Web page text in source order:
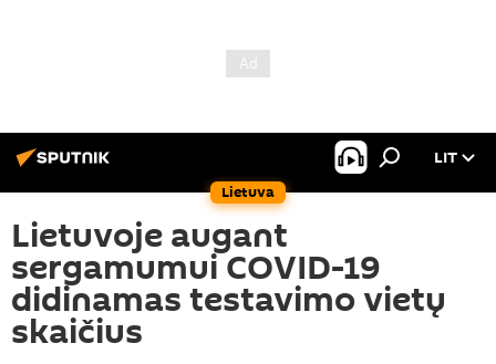
Lietuva
LIT
Lietuvoje augant
sergamumui COVID-19
didinamas testavimo vietų
skaičius